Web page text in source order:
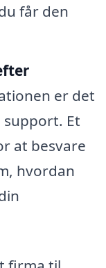
får den
er det
Et
at besvare
hvordan